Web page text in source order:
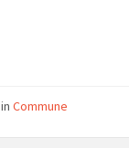
in Commune